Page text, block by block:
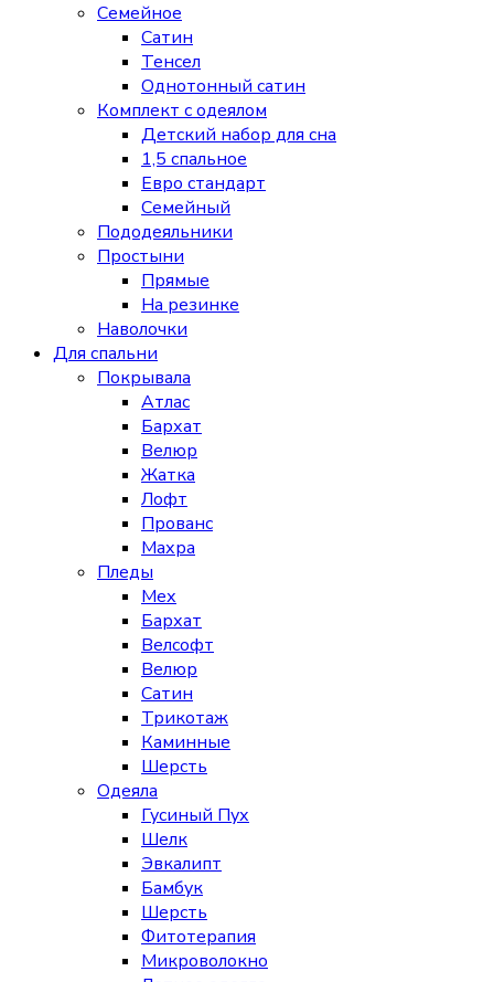
Семейное
Сатин
Тенсел
Однотонный сатин
Комплект с одеялом
Детский набор для сна
1,5 спальное
Евро стандарт
Семейный
Пододеяльники
Простыни
Прямые
На резинке
Наволочки
Для спальни
Покрывала
Атлас
Бархат
Велюр
Жатка
Лофт
Прованс
Махра
Пледы
Мех
Бархат
Велсофт
Велюр
Сатин
Трикотаж
Каминные
Шерсть
Одеяла
Гусиный Пух
Шелк
Эвкалипт
Бамбук
Шерсть
Фитотерапия
Микроволокно